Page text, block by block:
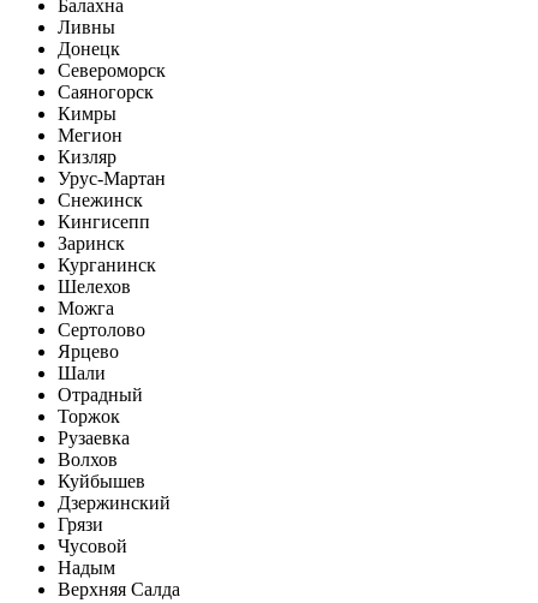
Балахна
Ливны
Донецк
Североморск
Саяногорск
Кимры
Мегион
Кизляр
Урус-Мартан
Снежинск
Кингисепп
Заринск
Курганинск
Шелехов
Можга
Сертолово
Ярцево
Шали
Отрадный
Торжок
Рузаевка
Волхов
Куйбышев
Дзержинский
Грязи
Чусовой
Надым
Верхняя Салда